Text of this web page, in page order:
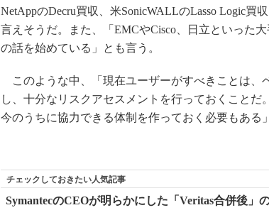
NetAppのDecru買収、米SonicWALLのLasso Logic買
言えそうだ。また、「EMCやCisco、日立といった
の話を始めている」とも言う。
このような中、「現在ユーザーがすべきことは、
し、十分なリスクアセスメントを行っておくこと
今のうちに協力できる体制を作っておく必要もある
チェックしておきたい人気記事
SymantecのCEOが明らかにした「Veritas合併後」